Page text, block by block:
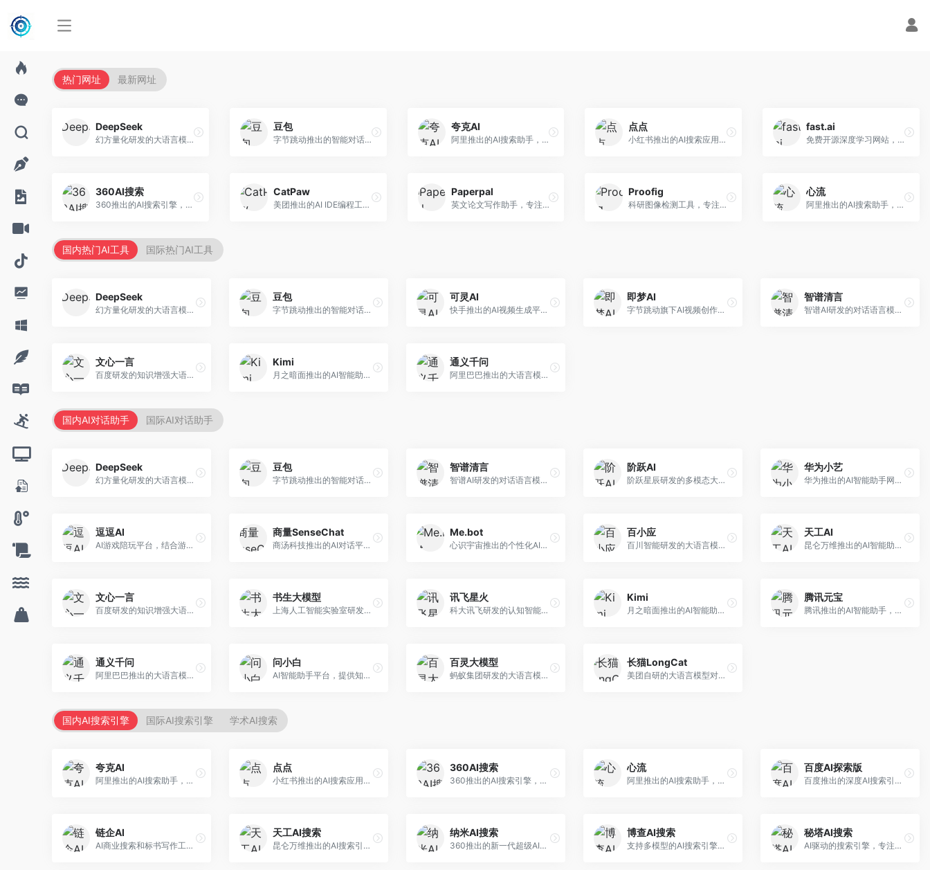
热门网址 最新网址
DeepSeek
幻方量化研发的大语言模型平台，专注于深度推理和代码生成能力。面向开发者、研究人员和技术爱好者，提供强大的逻辑推理和数学计算功能，开源生态完善，API接口友好。
豆包
字节跳动推出的智能对话助手平台，提供文本创作、知识问答、英语学习等多种AI服务。面向普通用户和内容创作者，支持多轮对话和文件解析，免费使用，响应速度快，中文理解能力强。
夸克AI
阿里推出的AI搜索助手，整合搜索与AI功能。面向年轻用户，提供智能搜索、文档处理、学习辅助等服务，与夸克生态深度整合。
点点
小红书推出的AI搜索应用，专注于生活方式内容搜索。面向小红书用户，提供生活攻略、消费决策、内容推荐等服务，生活方式内容丰富。
fast.ai
免费开源深度学习网站，专注于实用AI教学。面向开发者，提供免费深度学习课程、实战项目、代码库等资源，学习门槛低。
360AI搜索
360推出的AI搜索引擎，专注于安全智能搜索。面向普通用户，提供智能问答、网页搜索、内容整理等服务，安全防护能力强。
CatPaw
美团推出的AI IDE编程工具，专注于本地开发生态。面向开发者，提供智能代码补全、代码生成、项目管理等服务，本地开发体验好。
Paperpal
英文论文写作助手，专注于学术英语润色。面向需要发表国际期刊的研究者，提供语法检查、学术表达优化、格式规范等服务，英语表达地道专业。
Proofig
科研图像检测工具，专注于学术图像完整性验证。面向科研人员，提供图像检测、重复分析、报告生成等服务，学术检测专业。
心流
阿里推出的AI搜索助手，专注于智能信息获取。面向普通用户，提供智能搜索、内容整理、知识问答等服务，与阿里生态深度整合。
国内热门AI工具 国际热门AI工具
DeepSeek
幻方量化研发的大语言模型平台，专注于深度推理和代码生成能力。面向开发者、研究人员和技术爱好者，提供强大的逻辑推理和数学计算功能，开源生态完善，API接口友好。
豆包
字节跳动推出的智能对话助手平台，提供文本创作、知识问答、英语学习等多种AI服务。面向普通用户和内容创作者，支持多轮对话和文件解析，免费使用，响应速度快，中文理解能力强。
可灵AI
快手推出的AI视频生成平台，支持文生视频和图生视频，可生成长达2分钟的高质量视频内容。面向短视频创作者和营销人员，操作简便，生成效果逼真，适合商业推广和创意表达。
即梦AI
字节跳动旗下AI视频创作平台，支持多模态内容生成。面向内容创作者和营销人员，提供文生视频、图生视频、智能剪辑等功能，中文理解能力强，创作效率高。
智谱清言
智谱AI研发的对话语言模型，支持中英双语交互。面向中文用户和开发者，提供知识问答、代码编写、文档解读等服务，开源生态完善，学术研究背景深厚。
文心一言
百度研发的知识增强大语言模型，深度融合百度知识图谱和搜索能力。面向中文用户，提供知识问答、文本创作、逻辑推理等服务，中文语境理解准确，知识覆盖面广。
Kimi
月之暗面推出的AI智能助手，核心优势在于超长文本处理能力，支持20万字以上文档分析。面向学术研究者、职场人士和内容创作者，提供文档解读、PPT生成、联网搜索等综合服务。
通义千问
阿里巴巴推出的大语言模型平台，提供对话问答、文档处理、图像理解、代码编写等全方位AI服务。面向企业用户和个人开发者，集成阿里云生态，支持多模态交互，企业级安全保障。
国内AI对话助手 国际AI对话助手
DeepSeek
幻方量化研发的大语言模型平台，专注于深度推理和代码生成能力。面向开发者、研究人员和技术爱好者，提供强大的逻辑推理和数学计算功能，开源生态完善，API接口友好。
豆包
字节跳动推出的智能对话助手平台，提供文本创作、知识问答、英语学习等多种AI服务。面向普通用户和内容创作者，支持多轮对话和文件解析，免费使用，响应速度快，中文理解能力强。
智谱清言
智谱AI研发的对话语言模型，支持中英双语交互。面向中文用户和开发者，提供知识问答、代码编写、文档解读等服务，开源生态完善，学术研究背景深厚。
阶跃AI
阶跃星辰研发的多模态大模型平台，支持文本、图像、视频的综合理解与生成。面向创作者和企业客户，提供内容创作、智能分析等服务，多模态能力突出。
华为小艺
华为推出的AI智能助手网页端，深度整合鸿蒙生态和华为云服务。面向华为设备用户，支持语音交互、智能问答、设备控制等功能，与华为硬件生态无缝衔接。
逗逗AI
AI游戏陪玩平台，结合游戏理解和自然语言交互技术。面向游戏玩家，提供游戏攻略、陪玩互动、社交聊天等服务，游戏知识丰富，互动体验有趣。
商量SenseChat
商汤科技推出的AI对话平台，结合计算机视觉和自然语言处理技术。面向企业用户和开发者，支持多模态交互，视觉理解能力强，适合智能客服和内容创作场景。
Me.bot
心识宇宙推出的个性化AI伴侣，专注于情感交互和个人助理服务。面向个人用户，支持日程管理、情感陪伴、知识问答等功能，交互体验人性化。
百小应
百川智能研发的大语言模型助手，专注于中文理解和生成。面向中文用户，提供知识问答、文本创作、代码辅助等服务，模型参数规模大，中文表达流畅自然。
天工AI
昆仑万维推出的AI智能助手，集成搜索、对话、创作等多种能力。面向普通用户和内容创作者，支持联网搜索、文本生成、图像理解等功能，响应速度快，免费使用。
文心一言
百度研发的知识增强大语言模型，深度融合百度知识图谱和搜索能力。面向中文用户，提供知识问答、文本创作、逻辑推理等服务，中文语境理解准确，知识覆盖面广。
书生大模型
上海人工智能实验室研发的开源大模型系列，支持多尺度和多模态。面向研究机构和开发者，开源生态完善，学术研究背景深厚，适合科研和定制开发。
讯飞星火
科大讯飞研发的认知智能大模型，深度融合语音识别和自然语言处理技术。面向企业用户和教育领域，提供语音交互、文档处理、代码生成等服务，中文语音识别准确率高。
Kimi
月之暗面推出的AI智能助手，核心优势在于超长文本处理能力，支持20万字以上文档分析。面向学术研究者、职场人士和内容创作者，提供文档解读、PPT生成、联网搜索等综合服务。
腾讯元宝
腾讯推出的AI智能助手，整合微信生态和腾讯云服务。面向普通用户和企业客户，支持文档解析、图像理解、联网搜索等功能，与腾讯产品无缝衔接，办公协作便捷。
通义千问
阿里巴巴推出的大语言模型平台，提供对话问答、文档处理、图像理解、代码编写等全方位AI服务。面向企业用户和个人开发者，集成阿里云生态，支持多模态交互，企业级安全保障。
问小白
AI智能助手平台，提供知识问答、文本创作、文档处理等服务。面向普通用户和职场人士，操作简便，响应速度快，支持多场景应用。
百灵大模型
蚂蚁集团研发的大语言模型平台，专注于金融科技和企业服务。面向金融机构和企业客户，提供智能客服、风险分析、文档处理等服务，金融场景理解深入。
长猫LongCat
美团自研的大语言模型对话平台，专注于本地生活服务场景。面向美团生态用户，提供智能推荐、服务问答等功能，本地生活知识覆盖全面。
国内AI搜索引擎 国际AI搜索引擎 学术AI搜索
夸克AI
阿里推出的AI搜索助手，整合搜索与AI功能。面向年轻用户，提供智能搜索、文档处理、学习辅助等服务，与夸克生态深度整合。
点点
小红书推出的AI搜索应用，专注于生活方式内容搜索。面向小红书用户，提供生活攻略、消费决策、内容推荐等服务，生活方式内容丰富。
360AI搜索
360推出的AI搜索引擎，专注于安全智能搜索。面向普通用户，提供智能问答、网页搜索、内容整理等服务，安全防护能力强。
心流
阿里推出的AI搜索助手，专注于智能信息获取。面向普通用户，提供智能搜索、内容整理、知识问答等服务，与阿里生态深度整合。
百度AI探索版
百度推出的深度AI搜索引擎，整合百度知识图谱。面向中文用户，提供智能问答、知识探索、内容生成等服务，知识覆盖面广。
链企AI
AI商业搜索和标书写作工具，专注于企业服务场景。面向企业用户，提供商业信息搜索、标书生成、企业分析等服务，商业信息专业。
天工AI搜索
昆仑万维推出的AI搜索引擎，整合大模型与搜索能力。面向普通用户，提供智能问答、深度搜索、内容整理等服务，中文搜索体验好。
纳米AI搜索
360推出的新一代超级AI搜索，深度整合360搜索资源。面向普通用户，提供智能问答、多模态搜索、内容生成等服务，安全可靠。
博查AI搜索
支持多模型的AI搜索引擎，整合多种大模型能力。面向AI爱好者，提供多模型搜索、答案对比、深度分析等服务，模型选择灵活。
秘塔AI搜索
AI驱动的搜索引擎，专注于无广告直达结果。面向研究者和信息获取需求者，提供深度搜索、来源标注、答案整理等服务，搜索结果干净准确，信息可信度高。